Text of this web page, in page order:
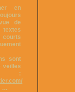
en
de
courts
sont
veilles
:
…